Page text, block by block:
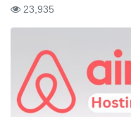
컨텐츠 정보
23,935